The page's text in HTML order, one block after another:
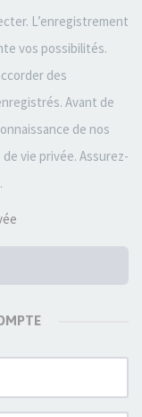
L’enregistrement
vos possibilités.
des
Avant de
de nos
vie privée. Assurez-